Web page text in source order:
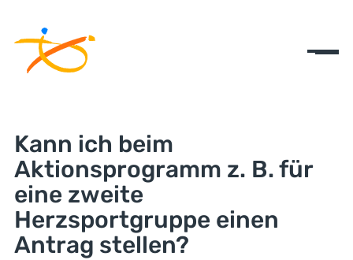
Kann ich beim
Aktionsprogramm z. B. für
eine zweite
Herzsportgruppe einen
Antrag stellen?